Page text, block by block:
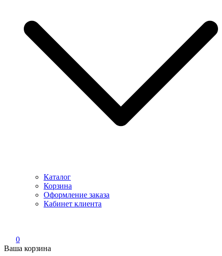
Каталог
Корзина
Оформление заказа
Кабинет клиента
0
Ваша корзина